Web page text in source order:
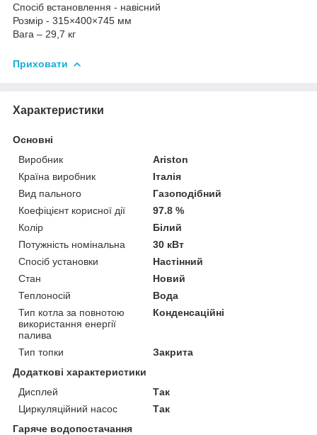
Спосіб встановлення - навісний
Розмір - 315×400×745 мм
Вага – 29,7 кг
Приховати
Характеристики
Основні
Виробник
Ariston
Країна виробник
Італія
Вид пального
Газоподібний
Коефіцієнт корисної дії
97.8 %
Колір
Білий
Потужність номінальна
30 кВт
Спосіб установки
Настінний
Стан
Новий
Теплоносій
Вода
Тип котла за повнотою
використання енергії
палива
Конденсаційні
Тип топки
Закрита
Додаткові характеристики
Дисплей
Так
Циркуляційний насос
Так
Гаряче водопостачання